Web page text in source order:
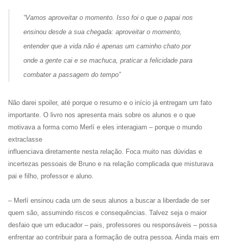
“Vamos aproveitar o momento. Isso foi o que o papai nos
ensinou desde a sua chegada: aproveitar o momento,
entender que a vida não é apenas um caminho chato por
onde a gente cai e se machuca, praticar a felicidade para
combater a passagem do tempo”
Não darei spoiler, até porque o resumo e o início já entregam um fato
importante. O livro nos apresenta mais sobre os alunos e o que
motivava a forma como Merlí e eles interagiam – porque o mundo
extraclasse
influenciava diretamente nesta relação. Foca muito nas dúvidas e
incertezas pessoais de Bruno e na relação complicada que misturava
pai e filho, professor e aluno.
– Merlí ensinou cada um de seus alunos a buscar a liberdade de ser
quem são, assumindo riscos e consequências. Talvez seja o maior
desfaio que um educador – pais, professores ou responsáveis – possa
enfrentar ao contribuir para a formação de outra pessoa. Ainda mais em